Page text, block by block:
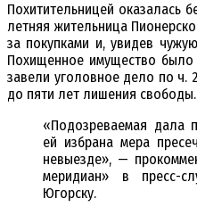
Похитительницей оказалась
летняя жительница
за покупками и, увидев
Похищенное имущество
завели уголовное дело по ч.
до пяти лет лишения свободы.
«Подозреваемая дала
ей избрана мера
невыезде», —
меридиан» в пресс-
Югорску.